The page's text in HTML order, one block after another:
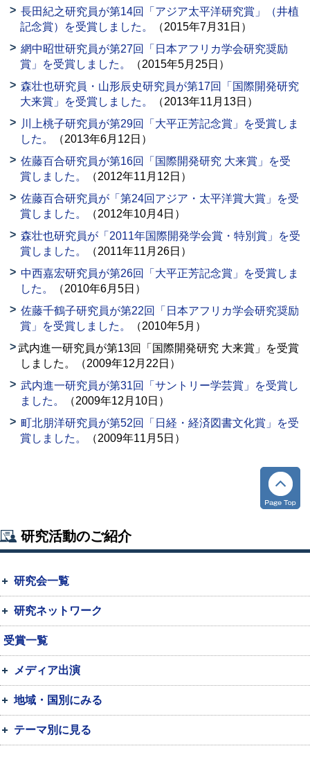
長田紀之研究員が第14回「アジア太平洋研究賞」（井植
記念賞）を受賞しました。
（2015年7月31日）
網中昭世研究員が第27回「日本アフリカ学会研究奨励
賞」を受賞しました。
（2015年5月25日）
森壮也研究員・山形辰史研究員が第17回「国際開発研究
大来賞」を受賞しました。
（2013年11月13日）
川上桃子研究員が第29回「大平正芳記念賞」を受賞しま
した。
（2013年6月12日）
佐藤百合研究員が第16回「国際開発研究 大来賞」を受
賞しました。
（2012年11月12日）
佐藤百合研究員が「第24回アジア・太平洋賞大賞」を受
賞しました。
（2012年10月4日）
森壮也研究員が「2011年国際開発学会賞・特別賞」を受
賞しました。
（2011年11月26日）
中西嘉宏研究員が第26回「大平正芳記念賞」を受賞しま
した。
（2010年6月5日）
佐藤千鶴子研究員が第22回「日本アフリカ学会研究奨励
賞」を受賞しました。
（2010年5月）
武内進一研究員が第13回「国際開発研究 大来賞」を受賞
しました。（2009年12月22日）
武内進一研究員が第31回「サントリー学芸賞」を受賞し
ました。
（2009年12月10日）
町北朋洋研究員が第52回「日経・経済図書文化賞」を受
賞しました。
（2009年11月5日）
研究活動のご紹介
研究会一覧
研究ネットワーク
受賞一覧
メディア出演
地域・国別にみる
テーマ別に見る